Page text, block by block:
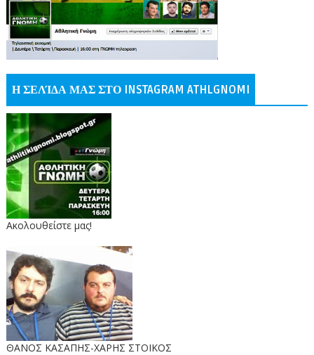
Η ΣΕΛΊΔΑ ΜΑΣ ΣΤΟ INSTAGRAM ATHLGNOMI
Ακολουθείστε μας!
ΘΑΝΟΣ ΚΑΣΑΠΗΣ-ΧΑΡΗΣ ΣΤΟΙΚΟΣ